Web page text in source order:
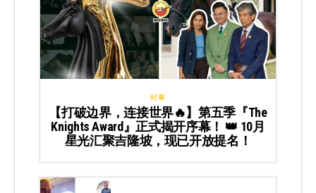
时事
【打破边界，连接世界🔥】第五季『The
Knights Award』正式揭开序幕！ 👑 10月
星光汇聚吉隆坡，现已开放提名！